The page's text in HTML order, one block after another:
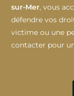
sur-Mer, vous
défendre vos
victime ou une
contacter pour